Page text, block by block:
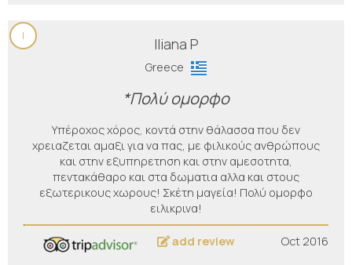
I Iliana P
Greece
*Πολύ ομορφο
Υπέροχος χόρος, κοντά στην θάλασσα που δεν
χρειαζεται αμαξι για να πας, με φιλικούς ανθρώπους
και στην εξυπηρετηση και στην αμεσοτητα,
πεντακάθαρο και στα δωματια αλλα και στους
εξωτερικους χωρους! Σκέτη μαγεία! Πολύ ομορφο
ειλικρινα!
add review Oct 2016